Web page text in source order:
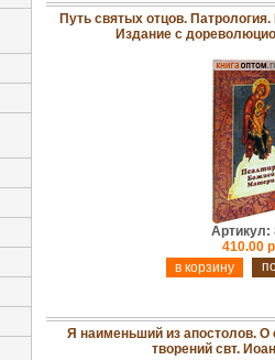
Путь святых отцов.
Издание с
Артикул:
410.00
Я наименьший из апостолов. О
творений свт.